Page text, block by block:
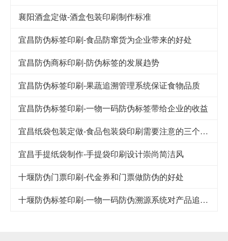
襄阳酒盒定做-酒盒包装印刷制作标准
宜昌防伪标签印刷-食品防窜货为企业带来的好处
宜昌防伪商标印刷-防伪标签的发展趋势
宜昌防伪标签印刷-果蔬追溯管理系统保证食物品质
宜昌防伪标签印刷-一物一码防伪标签带给企业的收益
宜昌纸袋包装定做-食品包装袋印刷需要注意的三个细节
宜昌手提纸袋制作-手提袋印刷设计崇尚简洁风
十堰防伪门票印刷-代金券和门票做防伪的好处
十堰防伪标签印刷-一物一码防伪溯源系统对产品追踪到底